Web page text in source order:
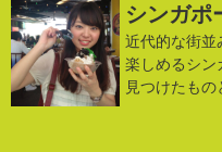
シンガポ
近代的な街並
楽しめるシ
見つけたもの